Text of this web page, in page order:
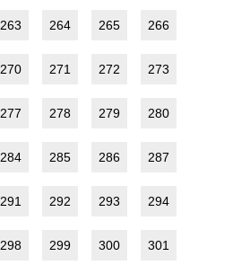
263 264 265 266
270 271 272 273
277 278 279 280
284 285 286 287
291 292 293 294
298 299 300 301